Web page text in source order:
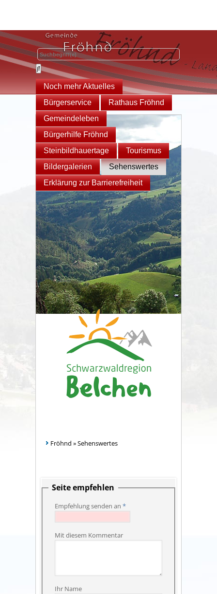
Noch mehr Aktuelles
Bürgerservice
Rathaus Fröhnd
Gemeindeleben
Bürgerhilfe Fröhnd
Steinbildhauertage
Tourismus
Bildergalerien
Sehenswertes
Erklärung zur Barrierefreiheit
Fröhnd »Sehenswertes
Seite empfehlen
Empfehlung senden an *
Mit diesem Kommentar
Ihr Name